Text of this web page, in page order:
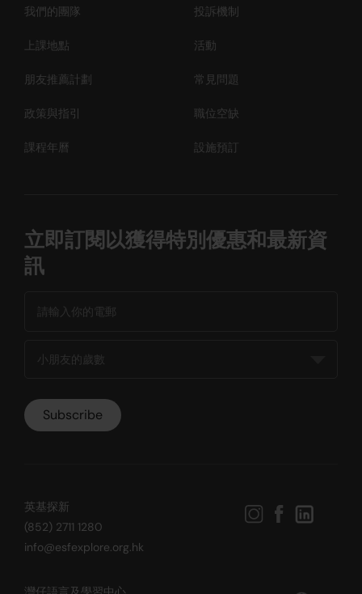
我們的團隊 投訴機制
上課地點 活動
朋友推薦計劃 常見問題
政策與指引 職位空缺
課程年曆 設施預訂
立即訂閱以獲得特別優惠和最新資
訊
英基探新
(852) 2711 1280
info@esfexplore.org.hk